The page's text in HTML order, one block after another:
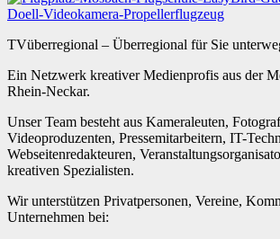
TVüberregional – Überregional für Sie
Ein Netzwerk kreativer Medienprofis aus der
Rhein-Neckar.
Unser Team besteht aus Kameraleuten,
Videoproduzenten, Pressemitarbeitern, IT-
Webseitenredakteuren,
kreativen Spezialisten.
Wir unterstützen Privatpersonen, Vereine,
Unternehmen bei: